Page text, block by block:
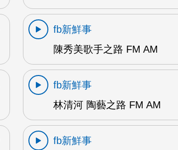
fb新鮮事
陳秀美歌手之路 FM AM
fb新鮮事
林清河 陶藝之路 FM AM
fb新鮮事